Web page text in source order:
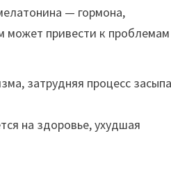
— гормона,
может привести к
затрудняя процесс
на здоровье, ухудшая